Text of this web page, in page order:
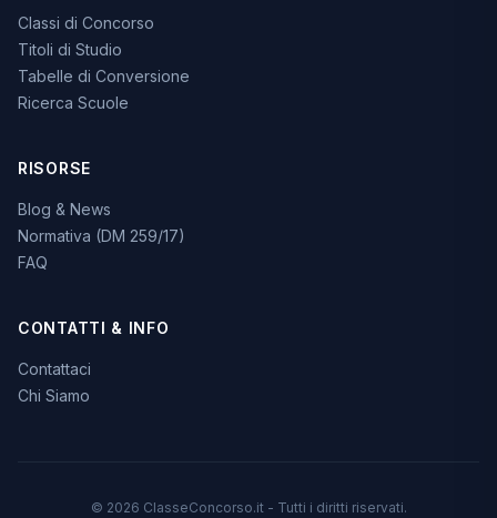
Classi di Concorso
Titoli di Studio
Tabelle di Conversione
Ricerca Scuole
RISORSE
Blog & News
Normativa (DM 259/17)
FAQ
CONTATTI & INFO
Contattaci
Chi Siamo
© 2026 ClasseConcorso.it - Tutti i diritti riservati.